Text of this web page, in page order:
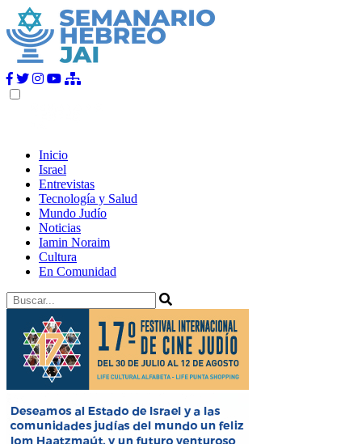
Inicio
Israel
Entrevistas
Tecnología y Salud
Mundo Judío
Noticias
Iamin Noraim
Cultura
En Comunidad